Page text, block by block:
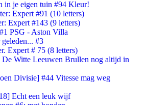
in je eigen tuin #94 Kleur!
Expert #91 (10 letters)
Expert #143 (9 letters)
PSG - Aston Villa
#3
Expert # 75 (8 letters)
De Witte Leeuwen Brullen nog altijd in
Divisie] #44 Vitesse mag weg
Echt een leuk wijf